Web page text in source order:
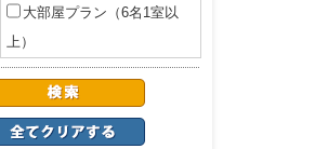
大部屋プラン（6名1室以
上）